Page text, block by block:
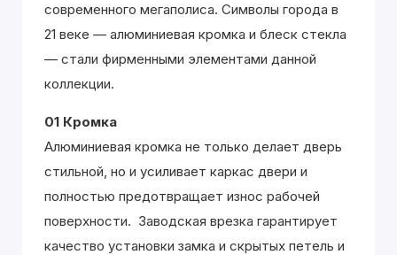
современного мегаполиса. Символы города в
21 веке — алюминиевая кромка и блеск стекла
— стали фирменными элементами данной
коллекции.
01 Кромка
Алюминиевая кромка не только делает дверь
стильной, но и усиливает каркас двери и
полностью предотвращает износ рабочей
поверхности. Заводская врезка гарантирует
качество установки замка и скрытых петель и